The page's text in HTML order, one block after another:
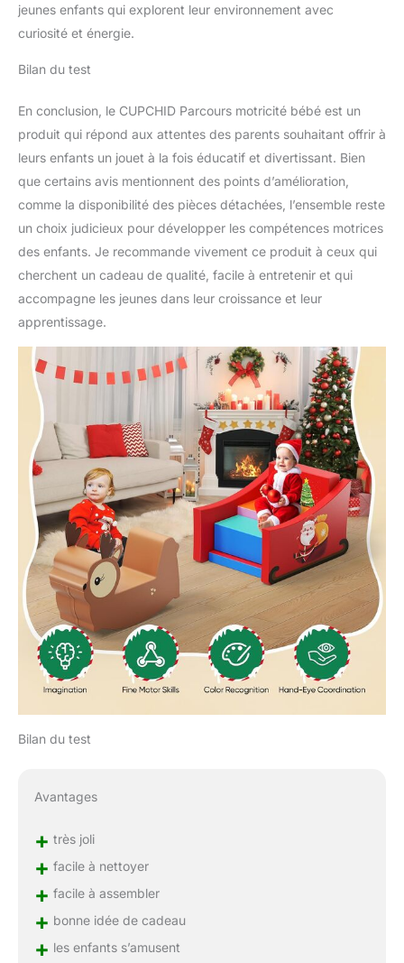
jeunes enfants qui explorent leur environnement avec
curiosité et énergie.
Bilan du test
En conclusion, le CUPCHID Parcours motricité bébé est un
produit qui répond aux attentes des parents souhaitant offrir à
leurs enfants un jouet à la fois éducatif et divertissant. Bien
que certains avis mentionnent des points d’amélioration,
comme la disponibilité des pièces détachées, l’ensemble reste
un choix judicieux pour développer les compétences motrices
des enfants. Je recommande vivement ce produit à ceux qui
cherchent un cadeau de qualité, facile à entretenir et qui
accompagne les jeunes dans leur croissance et leur
apprentissage.
Bilan du test
Avantages
+ très joli
+ facile à nettoyer
+ facile à assembler
+ bonne idée de cadeau
+ les enfants s’amusent